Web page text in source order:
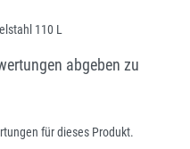
110 L
abgeben zu
für dieses Produkt.